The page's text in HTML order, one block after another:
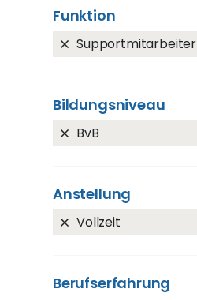
Funktion
Supportmitarbeiter
Bildungsniveau
BvB
Anstellung
Vollzeit
Berufserfahrung